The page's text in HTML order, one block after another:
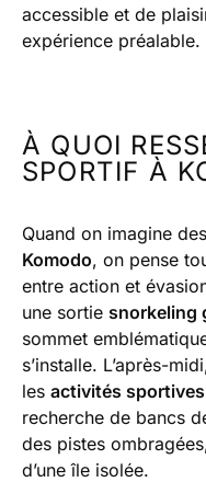
accessible et de
expérience préalable.
À QUOI
SPORTIF À
Quand on imagine des
Komodo, on pense
entre action et
une sortie snorkeling
sommet
s’installe. L’après-
les activités
recherche de bancs
des pistes
d’une île isolée.